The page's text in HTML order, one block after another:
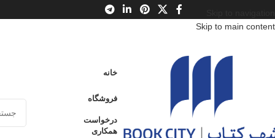
Skip to main content
خانه
فروشگاه
درخواست
همکاری